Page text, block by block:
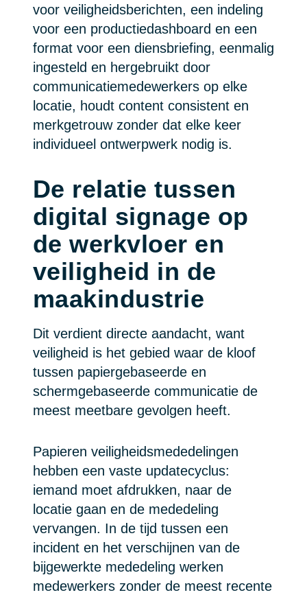
voor veiligheidsberichten, een indeling
voor een productiedashboard en een
format voor een diensbriefing, eenmalig
ingesteld en hergebruikt door
communicatiemedewerkers op elke
locatie, houdt content consistent en
merkgetrouw zonder dat elke keer
individueel ontwerpwerk nodig is.
De relatie tussen
digital signage op
de werkvloer en
veiligheid in de
maakindustrie
Dit verdient directe aandacht, want
veiligheid is het gebied waar de kloof
tussen papiergebaseerde en
schermgebaseerde communicatie de
meest meetbare gevolgen heeft.
Papieren veiligheidsmededelingen
hebben een vaste updatecyclus:
iemand moet afdrukken, naar de
locatie gaan en de mededeling
vervangen. In de tijd tussen een
incident en het verschijnen van de
bijgewerkte mededeling werken
medewerkers zonder de meest recente